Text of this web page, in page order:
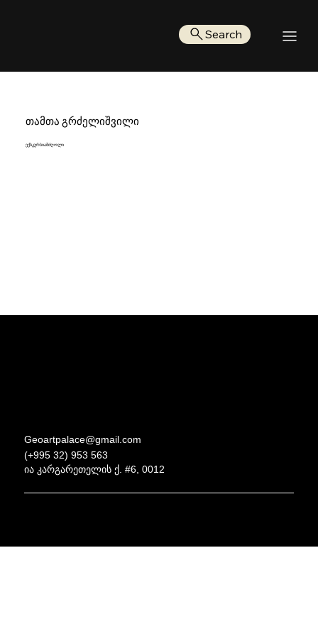
Search
თამთა გრძელიშვილი
ექსკურსიამძღოლი
Geoartpalace@gmail.com
(+995 32) 953 563
ია კარგარეთელის ქ. #6, 0012